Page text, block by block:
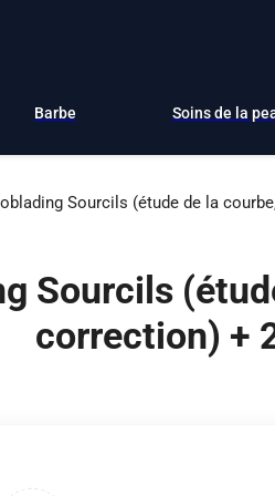
Barbe Soins de la
Sourcils (étude de la
Sourcils
correction) +